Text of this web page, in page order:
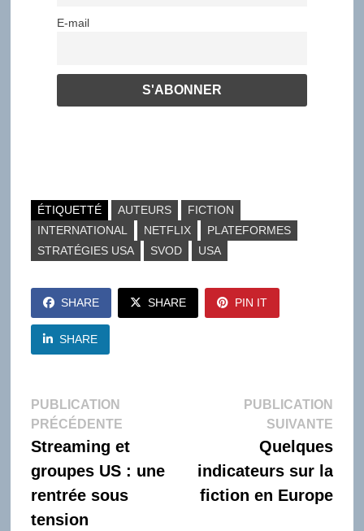
E-mail
ÉTIQUETTÉ AUTEURS
FICTION
INTERNATIONAL
NETFLIX
PLATEFORMES
STRATÉGIES USA
SVOD USA
SHARE SHARE PIN IT
SHARE
Navigation
de
l’article
PUBLICATION
PRÉCÉDENTEPublication
précédente :
Streaming et
groupes US : une
rentrée sous
tension
PUBLICATION
SUIVANTE
Quelques
indicateurs sur la
fiction en Europe